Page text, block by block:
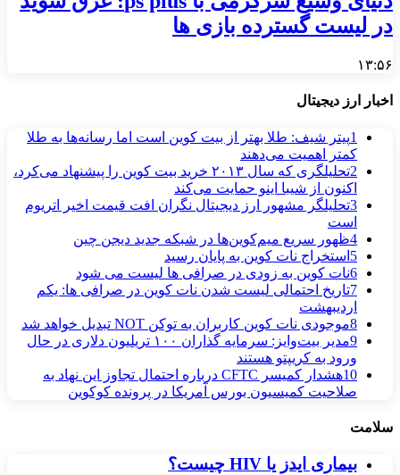
در لیست گسترده بازی ها
۱۳:۵۶
اخبار ارز دیجیتال
1پیتر شیف: طلا بهتر از بیت کوین است اما رسانه‌ها به طلا
کمتر اهمیت می‌دهند
2
تحلیلگری که سال ۲۰۱۳ خرید بیت کوین را پیشنهاد می‌کرد،
اکنون از شیبا اینو حمایت می‌کند
3تحلیلگر مشهور ارز دیجیتال نگران افت قیمت اخیر اتریوم
است
4ظهور سریع میم‌کوین‌ها در شبکه جدید دیجن چین
5 استخراج نات کوین به پایان رسید
6نات کوین به‌ زودی در صرافی‌ ها لیست می‌ شود
7تاریخ احتمالی لیست شدن نات کوین در صرافی‌ ها: یکم
اردیبهشت
8موجودی نات کوین کاربران به توکن NOT تبدیل خواهد شد
9
مدیر بیت‌وایز: سرمایه گذاران ۱۰۰ تریلیون دلاری در حال
ورود به کریپتو هستند
10
هشدار کمیسر CFTC درباره احتمال تجاوز این نهاد به
صلاحیت کمیسیون بورس آمریکا در پرونده کوکوین
سلامت
بیماری ایدز یا HIV چیست؟